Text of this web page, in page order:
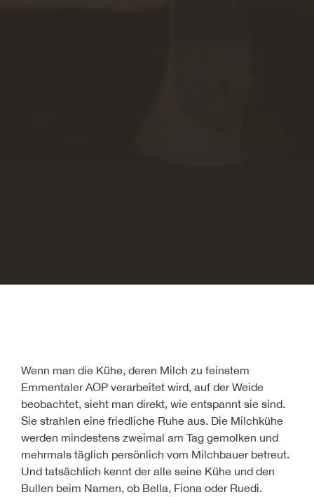
Wenn man die Kühe, deren Milch zu feinstem
Emmentaler AOP verarbeitet wird, auf der Weide
beobachtet, sieht man direkt, wie entspannt sie sind.
Sie strahlen eine friedliche Ruhe aus. Die Milchkühe
werden mindestens zweimal am Tag gemolken und
mehrmals täglich persönlich vom Milchbauer betreut.
Und tatsächlich kennt der alle seine Kühe und den
Bullen beim Namen, ob Bella, Fiona oder Ruedi.